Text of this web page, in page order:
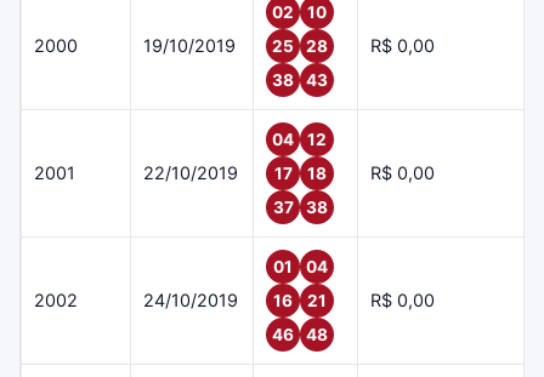
2000 19/10/2019
02
10
25
28
38
43
R$ 0,00
2001 22/10/2019
04
12
17
18
37
38
R$ 0,00
2002 24/10/2019
01
04
16
21
46
48
R$ 0,00